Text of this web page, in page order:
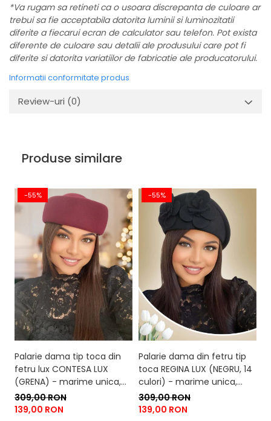
*Va rugam sa retineti ca o usoara discrepanta de culoare ar
trebui sa fie acceptabila datorita luminii si luminozitatii
diferite a fiecarui ecran de calculator sau telefon. Pot exista
diferente de culoare sau detalii ale produsului care pot fi
diferite si datorita variatiilor de fabricatie ale producatorului.
Informatii conformitate produs
Review-uri (0)
Produse similare
-55%
Palarie dama tip toca din
fetru lux CONTESA LUX
(GRENA) - marime unica,
reglabila
309,00 RON
139,00 RON
-55%
Palarie dama din fetru tip
toca REGINA LUX (NEGRU, 14
culori) - marime unica,
reglabila
309,00 RON
139,00 RON